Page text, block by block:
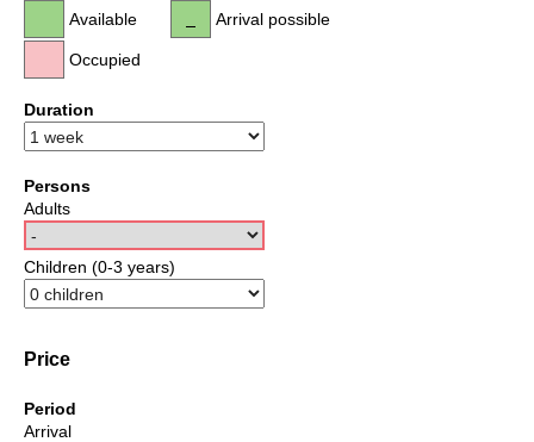
Available
Occupied
Arrival possible
Duration
Persons
Adults
Children (0-3 years)
Price
Period
Arrival